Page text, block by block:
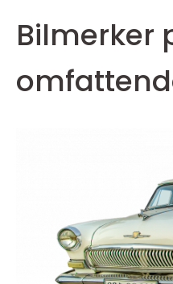
Bilmerker